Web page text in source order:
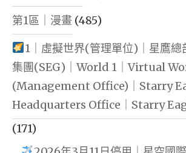
第1區｜漫畫 (485)
1｜虛擬世界(管理單位)｜星鷹總
集團(SEG)｜World 1｜Virtual
(Management Office)｜Starry
Headquarters Office｜Starry
(171)